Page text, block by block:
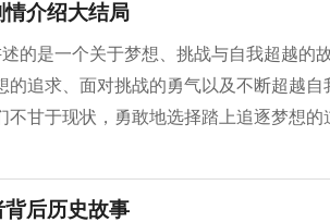
情介绍大结局
的是一个关于梦想、挑战与自我超越的
追求、面对挑战的勇气以及不断超越
甘于现状，勇敢地选择踏上追逐梦想的
背后历史故事